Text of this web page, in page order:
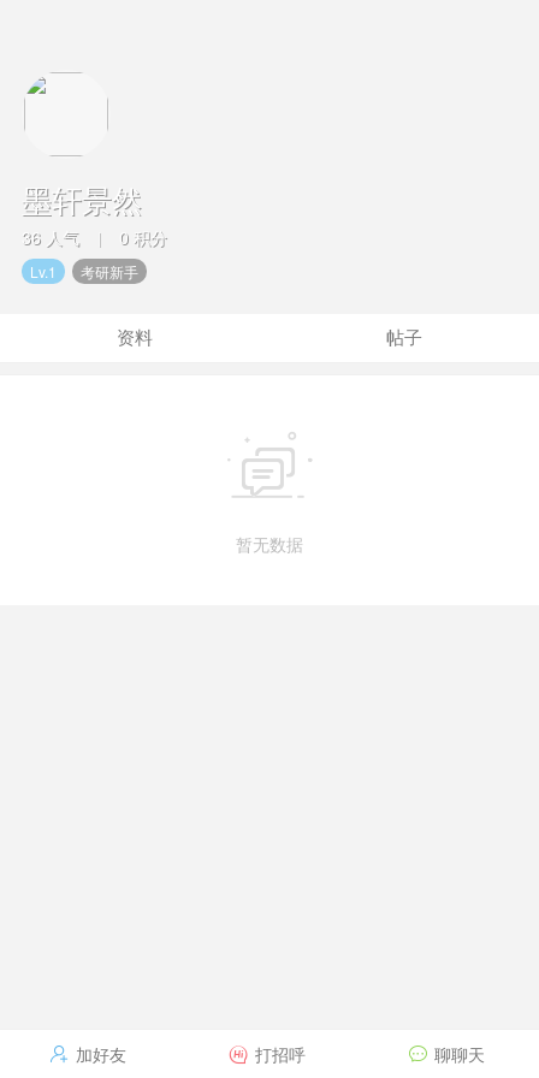
墨轩景然
36 人气 | 0 积分
Lv.1 考研新手
资料 帖子

暂无数据
 加好友  打招呼  聊聊天